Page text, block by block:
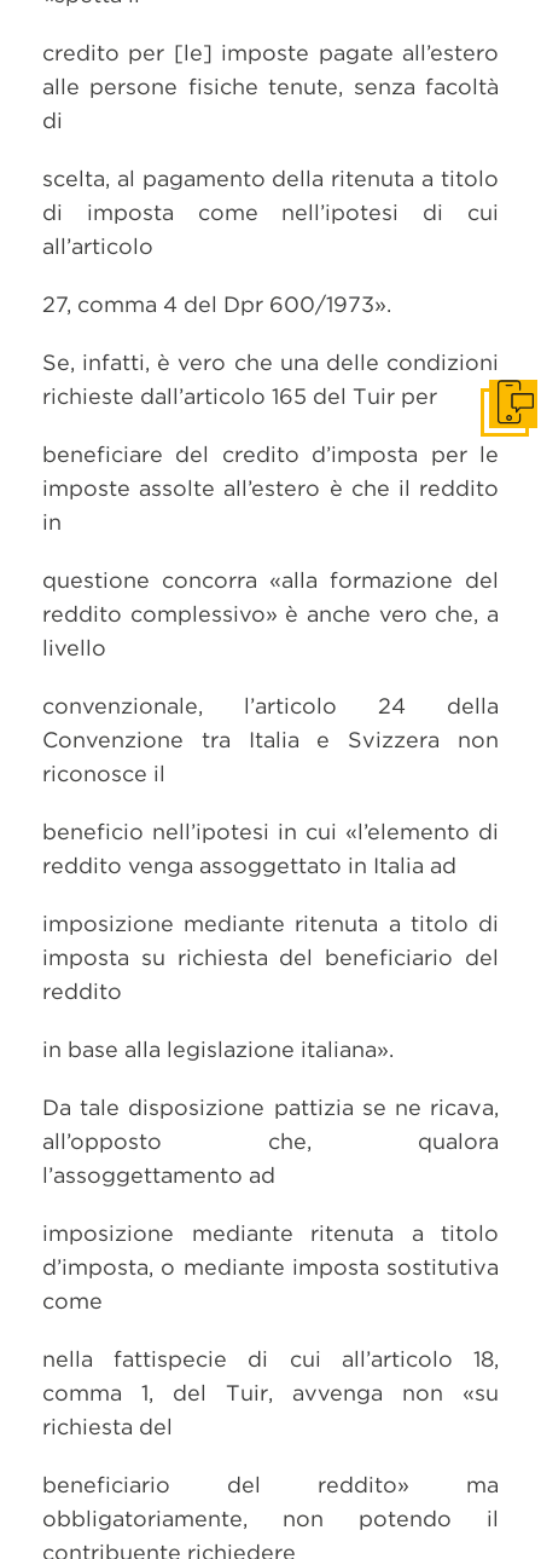
credito per [le] imposte pagate all’estero
alle persone fisiche tenute, senza facoltà
di
scelta, al pagamento della ritenuta a titolo
di imposta come nell’ipotesi di cui
all’articolo
27, comma 4 del Dpr 600/1973».
Se, infatti, è vero che una delle condizioni
richieste dall’articolo 165 del Tuir per
beneficiare del credito d’imposta per le
imposte assolte all’estero è che il reddito
in
questione concorra «alla formazione del
reddito complessivo» è anche vero che, a
livello
convenzionale, l’articolo 24 della
Convenzione tra Italia e Svizzera non
riconosce il
beneficio nell’ipotesi in cui «l’elemento di
reddito venga assoggettato in Italia ad
imposizione mediante ritenuta a titolo di
imposta su richiesta del beneficiario del
reddito
in base alla legislazione italiana».
Da tale disposizione pattizia se ne ricava,
all’opposto che, qualora
l’assoggettamento ad
imposizione mediante ritenuta a titolo
d’imposta, o mediante imposta sostitutiva
come
nella fattispecie di cui all’articolo 18,
comma 1, del Tuir, avvenga non «su
richiesta del
beneficiario del reddito» ma
obbligatoriamente, non potendo il
contribuente richiedere
Get